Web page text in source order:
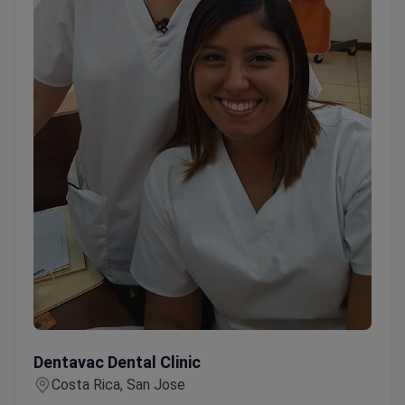
Dentavac Dental Clinic
Costa Rica, San Jose